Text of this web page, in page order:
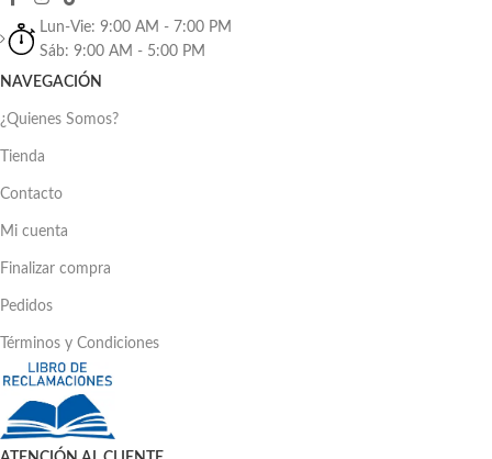
Lun-Vie: 9:00 AM - 7:00 PM
Sáb: 9:00 AM - 5:00 PM
NAVEGACIÓN
¿Quienes Somos?
Tienda
Contacto
Mi cuenta
Finalizar compra
Pedidos
Términos y Condiciones